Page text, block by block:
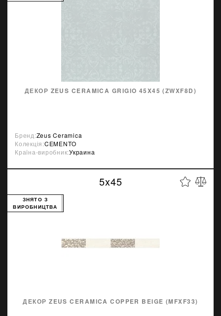
ДЕКОР ZEUS CERAMICA GRIGIO 45X45 (ZWXF8D)
Бренд:Zeus Ceramica
Колекція:CEMENTO
Країна-виробник:Украина
5x45
ДЕКОР ZEUS CERAMICA COPPER BEIGE (MFXF33)
ЗНЯТО З
ВИРОБНИЦТВА